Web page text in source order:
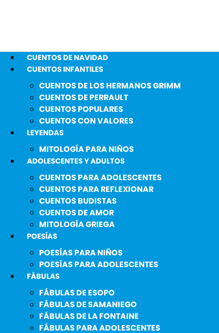
CUENTOS DE NAVIDAD
CUENTOS INFANTILES
CUENTOS DE LOS HERMANOS GRIMM
CUENTOS DE PERRAULT
CUENTOS POPULARES
CUENTOS CON VALORES
LEYENDAS
MITOLOGÍA PARA NIÑOS
ADOLESCENTES Y ADULTOS
CUENTOS PARA ADOLESCENTES
CUENTOS PARA REFLEXIONAR
CUENTOS BUDISTAS
CUENTOS DE AMOR
MITOLOGÍA GRIEGA
POESÍAS
POESÍAS PARA NIÑOS
POESÍAS PARA ADOLESCENTES
FÁBULAS
FÁBULAS DE ESOPO
FÁBULAS DE SAMANIEGO
FÁBULAS DE LA FONTAINE
FÁBULAS PARA ADOLESCENTES